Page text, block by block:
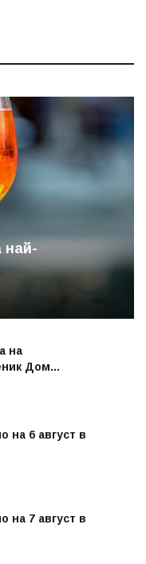
най-
на
Дом...
на 6 август в
на 7 август в